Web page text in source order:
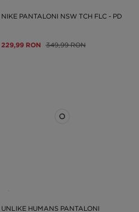
NIKE PANTALONI NSW TCH FLC - PD
229,99 RON 349,99 RON
UNLIKE HUMANS PANTALONI